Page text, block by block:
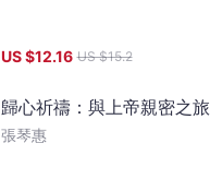
US $12.16 US $15.2
歸心祈禱：與上帝親密之旅
張琴惠